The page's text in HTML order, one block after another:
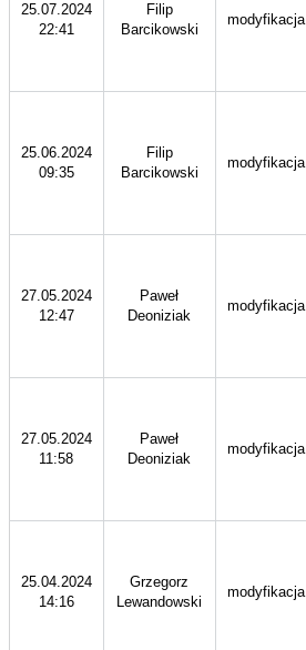
25.07.2024
22:41
Filip
Barcikowski
modyfikacja
25.06.2024
09:35
Filip
Barcikowski
modyfikacja
27.05.2024
12:47
Paweł
Deoniziak
modyfikacja
27.05.2024
11:58
Paweł
Deoniziak
modyfikacja
25.04.2024
14:16
Grzegorz
Lewandowski
modyfikacja